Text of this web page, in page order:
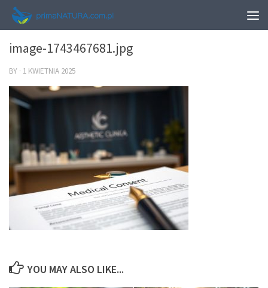
0
image-1743467681.jpg
BY · 1 KWIETNIA 2025
YOU MAY ALSO LIKE...